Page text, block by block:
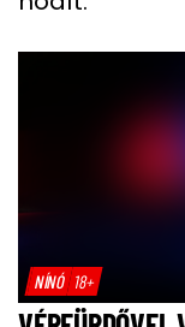
NÍNÓ 18+